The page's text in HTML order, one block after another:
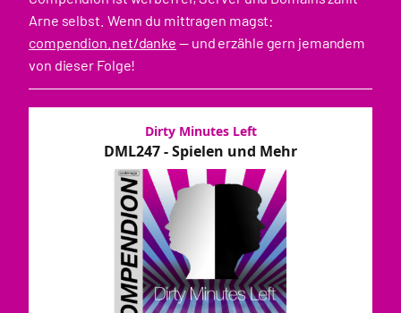
Arne selbst. Wenn du mittragen magst:
compendion.net/danke — und erzähle gern jemandem
von dieser Folge!